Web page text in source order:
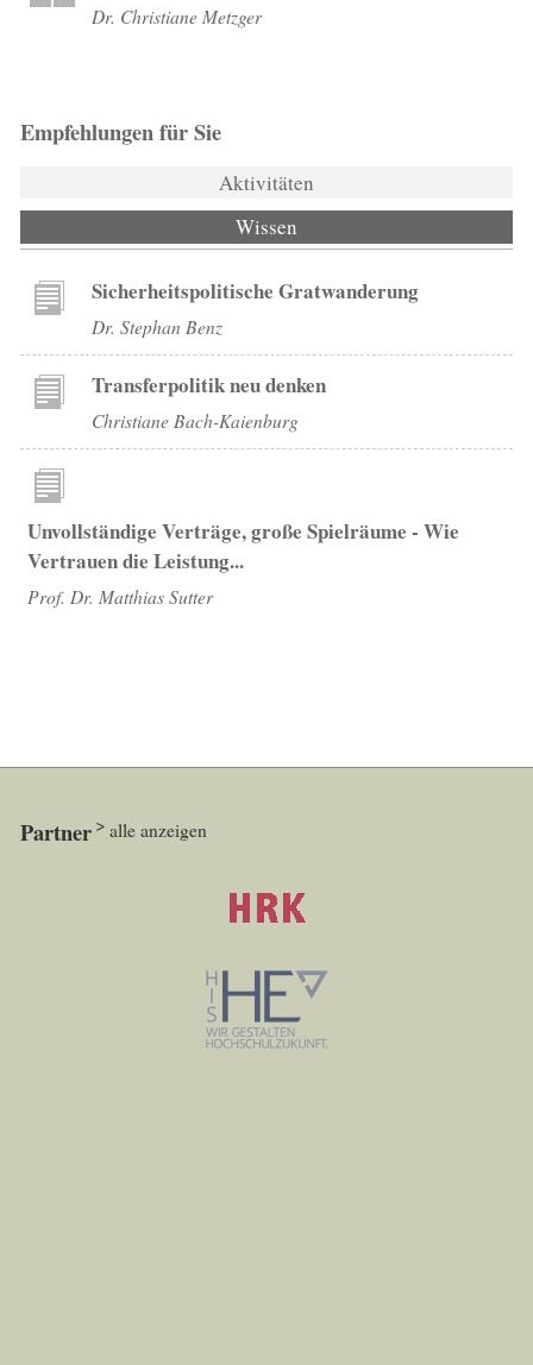
Dr. Christiane Metzger
Empfehlungen für Sie
Aktivitäten
Wissen
Sicherheitspolitische Gratwanderung
Dr. Stephan Benz
Transferpolitik neu denken
Christiane Bach-Kaienburg
Unvollständige Verträge, große Spielräume - Wie
Vertrauen die Leistung...
Prof. Dr. Matthias Sutter
Partner alle anzeigen